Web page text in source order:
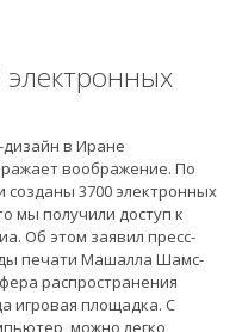
в Иране
воображение. По
3700 электронных
мы получили доступ к
Об этом заявил пресс-
печати Машалла Шамс-
распространения
игровая площадка. С
можно легко